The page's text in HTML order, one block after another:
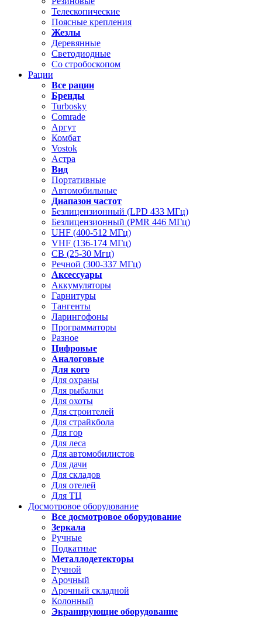
Телескопические
Поясные крепления
Жезлы
Деревянные
Светодиодные
Со стробоскопом
Рации
Все рации
Бренды
Turbosky
Comrade
Аргут
Комбат
Vostok
Астра
Вид
Портативные
Автомобильные
Диапазон частот
Безлицензионный (LPD 433 МГц)
Безлицензионный (PMR 446 МГц)
UHF (400-512 МГц)
VHF (136-174 МГц)
CB (25-30 Мгц)
Речной (300-337 МГц)
Аксессуары
Аккумуляторы
Гарнитуры
Тангенты
Ларингофоны
Программаторы
Разное
Цифровые
Аналоговые
Для кого
Для охраны
Для рыбалки
Для охоты
Для строителей
Для страйкбола
Для гор
Для леса
Для автомобилистов
Для дачи
Для складов
Для отелей
Для ТЦ
Досмотровое оборудование
Все досмотровое оборудование
Зеркала
Ручные
Подкатные
Металлодетекторы
Ручной
Арочный
Арочный складной
Колонный
Экранирующие оборудование